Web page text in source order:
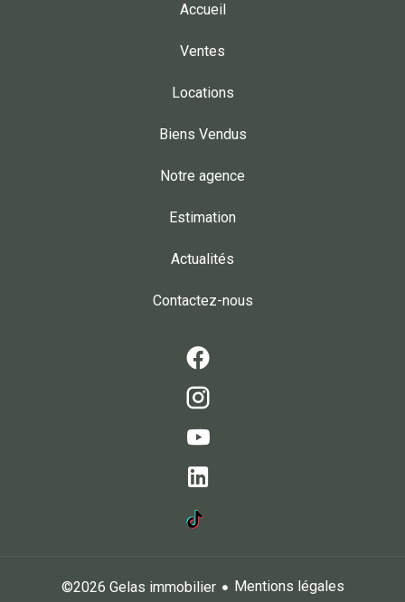
Accueil
Ventes
Locations
Biens Vendus
Notre agence
Estimation
Actualités
Contactez-nous
©2026 Gelas immobilier Mentions légales